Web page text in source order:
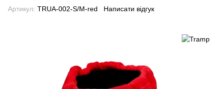
Артикул: TRUA-002-S/M-red Написати відгук